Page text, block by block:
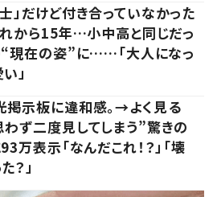
」だけど付き合っていなかった
れから15年…小中高と同じだっ
現在の姿”に……「大人になっ
」
掲示板に違和感。→よく見る
ず二度見してしまう”驚きの
万表示「なんだこれ！？」「壊
？」